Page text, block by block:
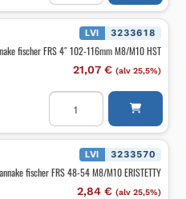
3/8"
15-
19mm
M8/M10
HST
määrä
LVI 3233618
fischer FRS 4″ 102-116mm M8/M10 HST
21,07 € (alv 25,5%)
Putkikannake
fischer
4"
102-
116mm
M8/M10
HST
määrä
LVI 3233570
fischer FRS 48-54 M8/M10 ERISTETTY
2,84 € (alv 25,5%)